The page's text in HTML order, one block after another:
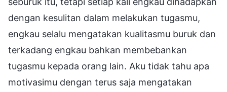
dengan kesulitan dalam melakukan tugasmu,
engkau selalu mengatakan kualitasmu buruk dan
terkadang engkau bahkan membebankan
tugasmu kepada orang lain. Aku tidak tahu apa
motivasimu dengan terus saja mengatakan